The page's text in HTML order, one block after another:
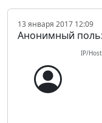
13 января 2017 12:09
Анонимный
IP/